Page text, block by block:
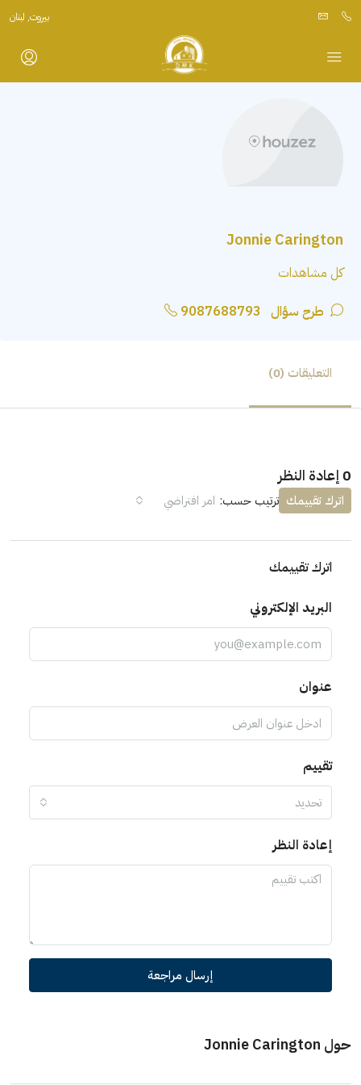
بيروت, لبنان
Jonnie Carington
كل مشاهدات
طرح سؤال 9087688793
التعليقات (0)
0 إعادة النظر
ترتيب حسب: امر افتراضي اترك تقييمك
اترك تقييمك
البريد الإلكتروني
عنوان
تقييم
تحديد
إعادة النظر
إرسال مراجعة
حول Jonnie Carington